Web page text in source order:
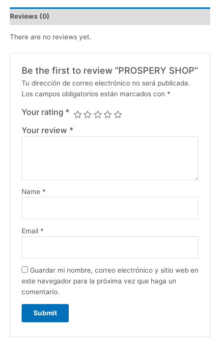
Reviews (0)
There are no reviews yet.
Be the first to review “PROSPERY SHOP”
Tu dirección de correo electrónico no será publicada.
Los campos obligatorios están marcados con *
Your rating *
Your review *
Name *
Email *
Guardar mi nombre, correo electrónico y sitio web en
este navegador para la próxima vez que haga un
comentario.